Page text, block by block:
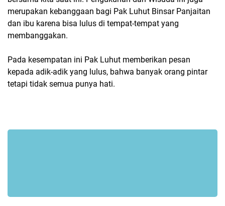
merupakan kebanggaan bagi Pak Luhut Binsar Panjaitan
dan ibu karena bisa lulus di tempat-tempat yang
membanggakan.
Pada kesempatan ini Pak Luhut memberikan pesan
kepada adik-adik yang lulus, bahwa banyak orang pintar
tetapi tidak semua punya hati.